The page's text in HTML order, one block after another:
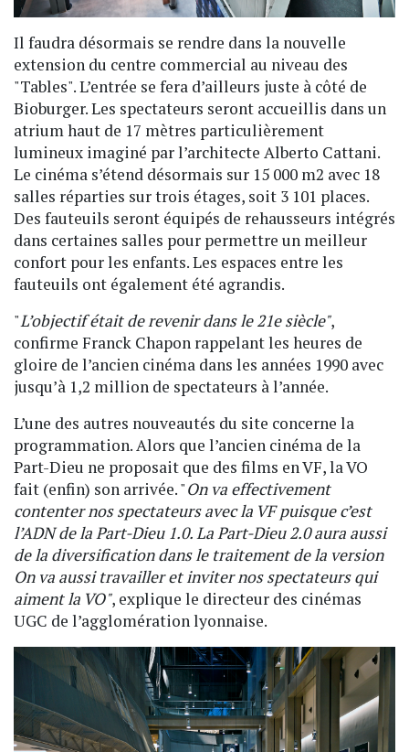
Il faudra désormais se rendre dans la nouvelle
extension du centre commercial au niveau des
"Tables". L’entrée se fera d’ailleurs juste à côté de
Bioburger. Les spectateurs seront accueillis dans un
atrium haut de 17 mètres particulièrement
lumineux imaginé par l’architecte Alberto Cattani.
Le cinéma s’étend désormais sur 15 000 m2 avec 18
salles réparties sur trois étages, soit 3 101 places.
Des fauteuils seront équipés de rehausseurs intégrés
dans certaines salles pour permettre un meilleur
confort pour les enfants. Les espaces entre les
fauteuils ont également été agrandis.
"L’objectif était de revenir dans le 21e siècle",
confirme Franck Chapon rappelant les heures de
gloire de l’ancien cinéma dans les années 1990 avec
jusqu’à 1,2 million de spectateurs à l’année.
L’une des autres nouveautés du site concerne la
programmation. Alors que l’ancien cinéma de la
Part-Dieu ne proposait que des films en VF, la VO
fait (enfin) son arrivée. "On va effectivement
contenter nos spectateurs avec la VF puisque c’est
l’ADN de la Part-Dieu 1.0. La Part-Dieu 2.0 aura aussi
de la diversification dans le traitement de la version
On va aussi travailler et inviter nos spectateurs qui
aiment la VO", explique le directeur des cinémas
UGC de l’agglomération lyonnaise.